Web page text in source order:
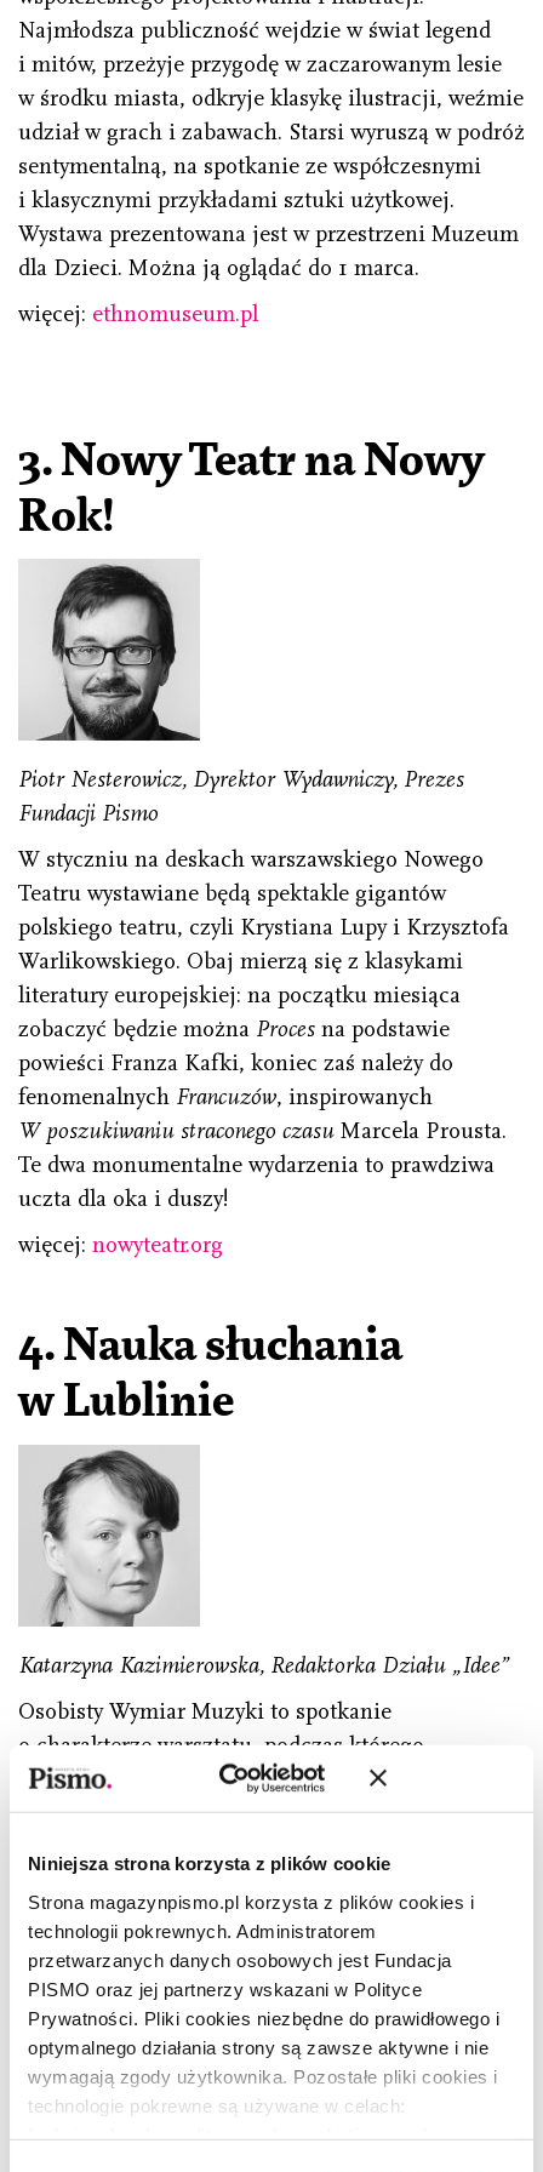
Niniejsza strona korzysta z plików cookie
Strona magazynpismo.pl korzysta z plików cookies i
technologii pokrewnych. Administratorem
przetwarzanych danych osobowych jest Fundacja
PISMO oraz jej partnerzy wskazani w Polityce
Prywatności. Pliki cookies niezbędne do prawidłowego i
optymalnego działania strony są zawsze aktywne i nie
wymagają zgody użytkownika. Pozostałe pliki cookies i
technologie pokrewne są używane w celach:
Najmłodsza publiczność wejdzie w świat legend
i mitów, przeżyje przygodę w zaczarowanym lesie
w środku miasta, odkryje klasykę ilustracji, weźmie
udział w grach i zabawach. Starsi wyruszą w podróż
sentymentalną, na spotkanie ze współczesnymi
i klasycznymi przykładami sztuki użytkowej.
Wystawa prezentowana jest w przestrzeni Muzeum
dla Dzieci. Można ją oglądać do 1 marca.
więcej: ethnomuseum.pl
3. Nowy Teatr na Nowy
Rok!
Piotr Nesterowicz, Dyrektor Wydawniczy, Prezes
Fundacji Pismo
W styczniu na deskach warszawskiego Nowego
Teatru wystawiane będą spektakle gigantów
polskiego teatru, czyli Krystiana Lupy i Krzysztofa
Warlikowskiego. Obaj mierzą się z klasykami
literatury europejskiej: na początku miesiąca
zobaczyć będzie można Proces na podstawie
powieści Franza Kafki, koniec zaś należy do
fenomenalnych Francuzów, inspirowanych
W poszukiwaniu straconego czasu Marcela Prousta.
Te dwa monumentalne wydarzenia to prawdziwa
uczta dla oka i duszy!
więcej: nowyteatr.org
4. Nauka słuchania
w Lublinie
Katarzyna Kazimierowska, Redaktorka Działu „Idee”
Osobisty Wymiar Muzyki to spotkanie
o charakterze warsztatu, podczas którego
uczestnicy dowiedzą się m.in. czym jest dysonans
poznawczy w audio, czyli dlaczego słyszymy więcej,
nam się muzyka, która nam się podoba? Nie
zabraknie też zagadnienia dotyczącego
muzykoterapii oraz analizy tego, co nauka ma
wspólnego z muzyką. Uwaga: obowiązują zapisy.
Spotkanie odbędzie się 30 stycznia w Próba Cafe.